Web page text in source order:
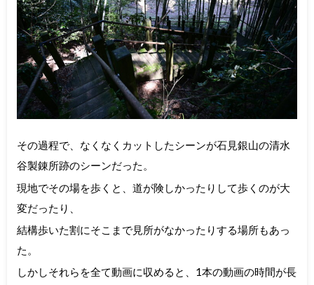
その過程で、なくなくカットしたシーンが石見銀山の清水
谷製錬所跡のシーンだった。
現地でその場を歩くと、道が険しかったりして歩くのが大
変だったり、
結構歩いた割にそこまで見所がなかったりする場所もあっ
た。
しかしそれらを全て動画に収めると、1本の動画の時間が長